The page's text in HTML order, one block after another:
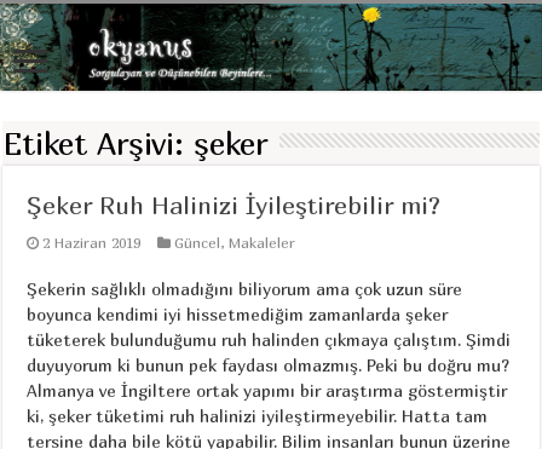
Etiket Arşivi: şeker
Şeker Ruh Halinizi İyileştirebilir mi?
2 Haziran 2019 Güncel,Makaleler
Şekerin sağlıklı olmadığını biliyorum ama çok uzun süre
boyunca kendimi iyi hissetmediğim zamanlarda şeker
tüketerek bulunduğumu ruh halinden çıkmaya çalıştım. Şimdi
duyuyorum ki bunun pek faydası olmazmış. Peki bu doğru mu?
Almanya ve İngiltere ortak yapımı bir araştırma göstermiştir
ki, şeker tüketimi ruh halinizi iyileştirmeyebilir. Hatta tam
tersine daha bile kötü yapabilir. Bilim insanları bunun üzerine